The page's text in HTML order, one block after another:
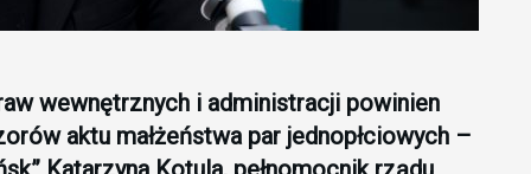
wewnętrznych i administracji powinien
aktu małżeństwa par jednopłciowych –